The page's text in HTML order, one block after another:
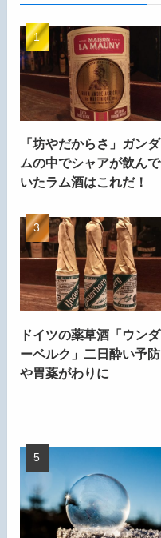
「坊やだからさ」ガンダ
ムの中でシャアが飲んで
いたラム酒はこれだ！
ドイツの薬草酒「ウンダ
ーベルク」二日酔い予防
や胃薬がわりに